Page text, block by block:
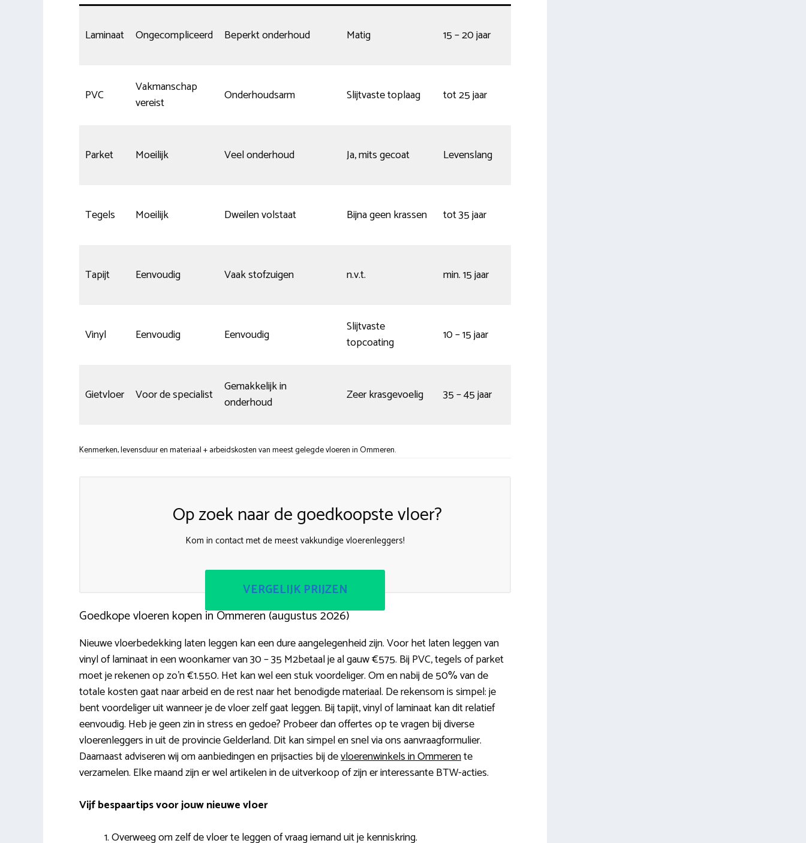
Laminaat Ongecompliceerd Beperkt onderhoud Matig 15 – 20 jaar
PVC
Vakmanschap
vereist
Onderhoudsarm Slijtvaste toplaag tot 25 jaar
Parket Moeilijk Veel onderhoud Ja, mits gecoat Levenslang
Tegels Moeilijk Dweilen volstaat Bijna geen krassen tot 35 jaar
Tapijt Eenvoudig Vaak stofzuigen n.v.t. min. 15 jaar
Vinyl Eenvoudig Eenvoudig
Slijtvaste
topcoating
10 – 15 jaar
Gietvloer Voor de specialist
Gemakkelijk in
onderhoud
Zeer krasgevoelig 35 – 45 jaar
Kenmerken, levensduur en materiaal + arbeidskosten van meest gelegde vloeren in Ommeren.
Op zoek naar de goedkoopste vloer?
Kom in contact met de meest vakkundige vloerenleggers!
VERGELIJK PRIJZEN
Goedkope vloeren kopen in Ommeren (augustus 2026)
Nieuwe vloerbedekking laten leggen kan een dure aangelegenheid zijn. Voor het laten leggen van
vinyl of laminaat in een woonkamer van 30 – 35 M2betaal je al gauw €575. Bij PVC, tegels of parket
moet je rekenen op zo’n €1.550. Het kan wel een stuk voordeliger. Om en nabij de 50% van de
totale kosten gaat naar arbeid en de rest naar het benodigde materiaal. De rekensom is simpel: je
bent voordeliger uit wanneer je de vloer zelf gaat leggen. Bij tapijt, vinyl of laminaat kan dit relatief
eenvoudig. Heb je geen zin in stress en gedoe? Probeer dan offertes op te vragen bij diverse
vloerenleggers in uit de provincie Gelderland. Dit kan simpel en snel via ons aanvraagformulier.
Daarnaast adviseren wij om aanbiedingen en prijsacties bij devloerenwinkels in Ommerente
verzamelen. Elke maand zijn er wel artikelen in de uitverkoop of zijn er interessante BTW-acties.
Vijf bespaartips voor jouw nieuwe vloer
Overweeg om zelf de vloer te leggen of vraag iemand uit je kenniskring.